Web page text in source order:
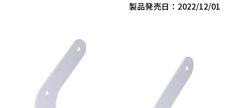
製品発売日：2022/12/01